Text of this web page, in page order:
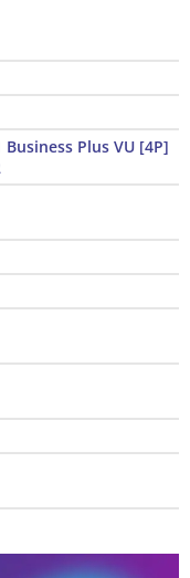
Business Plus VU [4P]